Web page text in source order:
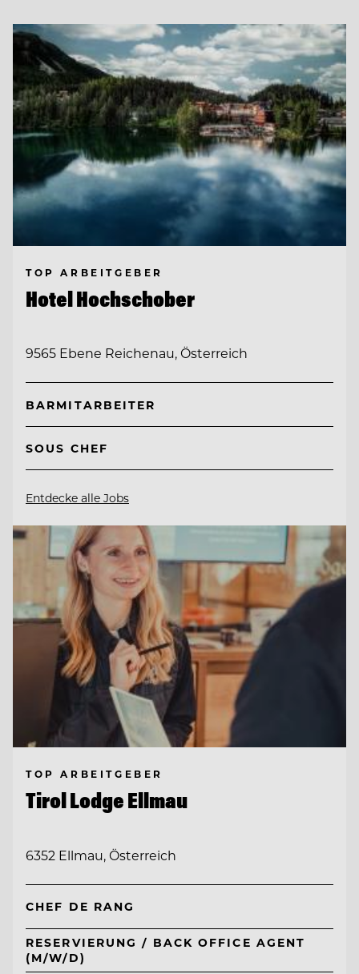
TOP ARBEITGEBER
Hotel Hochschober
9565 Ebene Reichenau, Österreich
BARMITARBEITER
SOUS CHEF
Entdecke alle Jobs
TOP ARBEITGEBER
Tirol Lodge Ellmau
6352 Ellmau, Österreich
CHEF DE RANG
RESERVIERUNG / BACK OFFICE AGENT
(M/W/D)